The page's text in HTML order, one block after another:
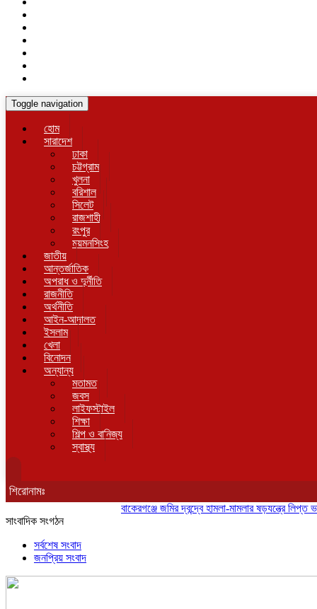
Toggle navigation
হোম
সারাদেশ
ঢাকা
চট্টগ্রাম
খুলনা
বরিশাল
সিলেট
রাজশাহী
রংপুর
ময়মনসিংহ
জাতীয়
আন্তর্জাতিক
অপরাধ ও দুর্নীতি
রাজনীতি
অর্থনীতি
আইন-আদালত
ইসলাম
খেলা
বিনোদন
অন্যান্য
মতামত
জবস
লাইফস্টাইল
শিক্ষা
শিল্প ও বানিজ্য
স্বাস্থ্য
শিরোনামঃ
বাকেরগঞ্জে জমির দ্বন্দ্বে হামলা-মামলার ষড়যন্ত্রে লিপ্ত
সাংবাদিক সংগঠন
সর্বশেষ সংবাদ
জনপ্রিয় সংবাদ